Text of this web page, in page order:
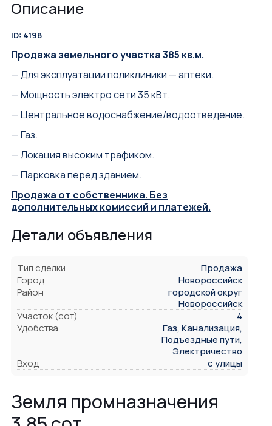
Описание
ID: 4198
Продажа земельного участка 385 кв.м.
— Для эксплуатации поликлиники — аптеки.
— Мощность электро сети 35 кВт.
— Центральное водоснабжение/водоотведение.
— Газ.
— Локация высоким трафиком.
— Парковка перед зданием.
Продажа от собственника. Без
дополнительных комиссий и платежей.
Детали объявления
Тип сделки
Продажа
Город
Новороссийск
Район
городской округ
Новороссийск
Участок (сот)
4
Удобства
Газ, Канализация,
Подъездные пути,
Электричество
Вход
с улицы
Земля промназначения